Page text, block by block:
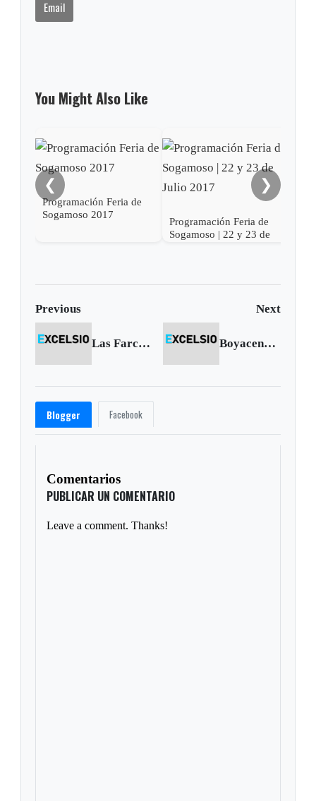
Email
You Might Also Like
❮
Programación Feria de
Sogamoso 2017
Programación Feria de
Sogamoso | 22 y 23 de
❯
Previous Next
Las Farc asesinaron a dos policías boyacenses Boyacense ingresó al Consejo Superior de la Judicatura
Blogger Facebook
Comentarios
PUBLICAR UN COMENTARIO
Leave a comment. Thanks!